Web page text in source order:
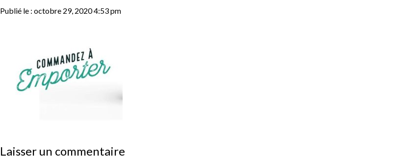
Publié le :octobre 29, 2020 4:53 pm
Laisser un commentaire